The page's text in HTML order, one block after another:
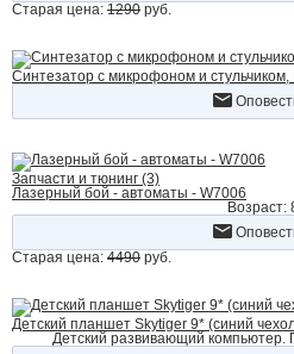
Старая цена: 1290 руб.
Синтезатор с микрофоном и
Запчасти и тюнинг (3)
Лазерный бой - автоматы - W7006
Возраст:
Старая цена: 4490 руб.
Детский планшет Skytiger 9* (синий
Детский развивающий